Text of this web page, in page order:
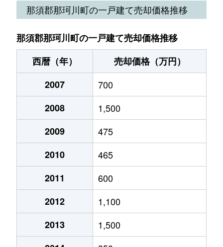
那須郡那珂川町の一戸建て売却価格推移
那須郡那珂川町の一戸建て売却価格推移
西暦（年）
売却価格（万円）
2007
700
2008
1,500
2009
475
2010
465
2011
600
2012
1,100
2013
1,500